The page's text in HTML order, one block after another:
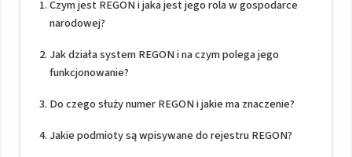
Czym jest REGON i jaka jest jego rola w gospodarce
narodowej?
Jak działa system REGON i na czym polega jego
funkcjonowanie?
Do czego służy numer REGON i jakie ma znaczenie?
Jakie podmioty są wpisywane do rejestru REGON?